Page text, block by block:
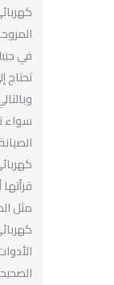
كهربائي
المروحة
في جيبك
تحتاج إلى
وبالتالي
سواء
الصيانة
كهربائي
قرأتها
مثل
كهربائي
الأدوات
الصحيحة.